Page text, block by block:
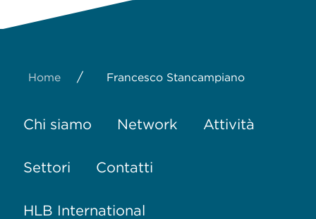
Home / Francesco Stancampiano
Chi siamo Network Attività
Settori Contatti
HLB International